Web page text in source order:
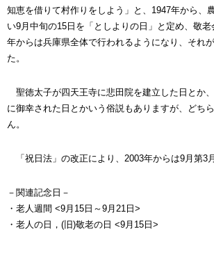
知恵を借りて村作りをしよう」と、1947年から、
い9月中旬の15日を「としよりの日」と定め、敬
年からは兵庫県全体で行われるようになり、それ
た。
聖徳太子が四天王寺に悲田院を建立した日とか
に御幸された日とかいう俗説もありますが、どち
ん。
「祝日法」の改正により、2003年からは9月第3
－関連記念日－
・老人週間 <9月15日～9月21日>
・老人の日，(旧)敬老の日 <9月15日>